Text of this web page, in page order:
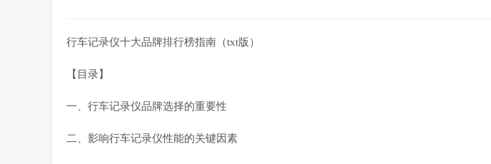
行车记录仪十大品牌排行榜指南（txt版）
【目录】
一、行车记录仪品牌选择的重要性
二、影响行车记录仪性能的关键因素